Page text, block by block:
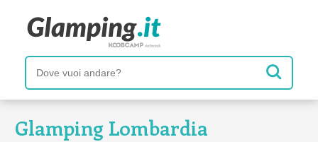
Glamping Lombardia